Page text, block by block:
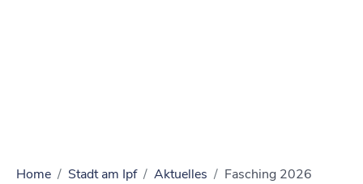
Home Stadt am Ipf Aktuelles Fasching 2026